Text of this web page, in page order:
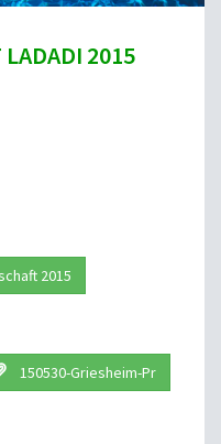
LADADI 2015
2015
150530-Griesheim-Pr